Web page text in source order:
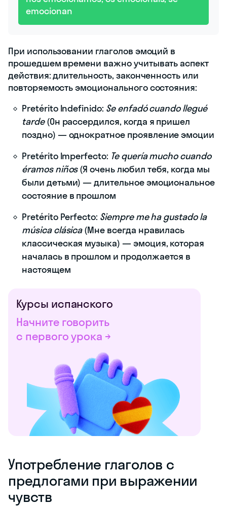
emocionan
При использовании глаголов эмоций в
прошедшем времени важно учитывать аспект
действия: длительность, законченность или
повторяемость эмоционального состояния:
Pretérito Indefinido: Se enfadó cuando llegué
tarde(Он рассердился, когда я пришел
поздно) — однократное проявление эмоции
Pretérito Imperfecto: Te quería mucho cuando
éramos niños(Я очень любил тебя, когда мы
были детьми) — длительное эмоциональное
состояние в прошлом
Pretérito Perfecto: Siempre me ha gustado la
música clásica(Мне всегда нравилась
классическая музыка) — эмоция, которая
началась в прошлом и продолжается в
настоящем
Курсы испанского
Начните говорить
с первого урока →
Употребление глаголов с
предлогами при выражении
чувств